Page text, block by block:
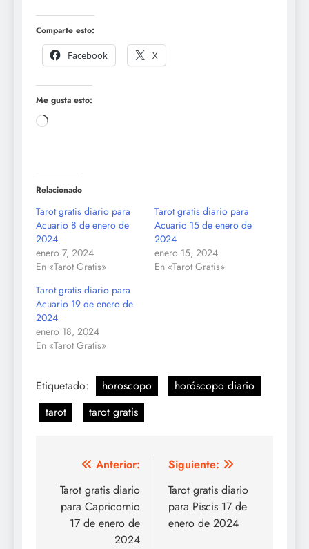
Comparte esto:
Facebook
X
Me gusta esto:
Cargando...
Relacionado
Tarot gratis diario para
Acuario 8 de enero de
2024
enero 7, 2024
En «Tarot Gratis»
Tarot gratis diario para
Acuario 15 de enero de
2024
enero 15, 2024
En «Tarot Gratis»
Tarot gratis diario para
Acuario 19 de enero de
2024
enero 18, 2024
En «Tarot Gratis»
Etiquetado: horoscopo
horóscopo diario
tarot
tarot gratis
Navegación
de
entradas
Anterior:
Tarot gratis diario
para Capricornio
17 de enero de
2024
Siguiente:
Tarot gratis diario
para Piscis 17 de
enero de 2024